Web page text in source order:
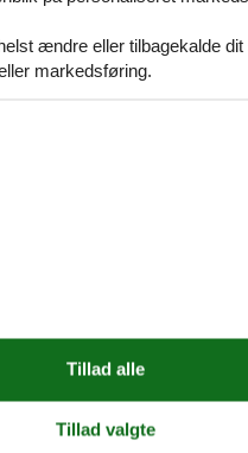
Tilbudsmail
ændre eller tilbagekalde
markedsføring.